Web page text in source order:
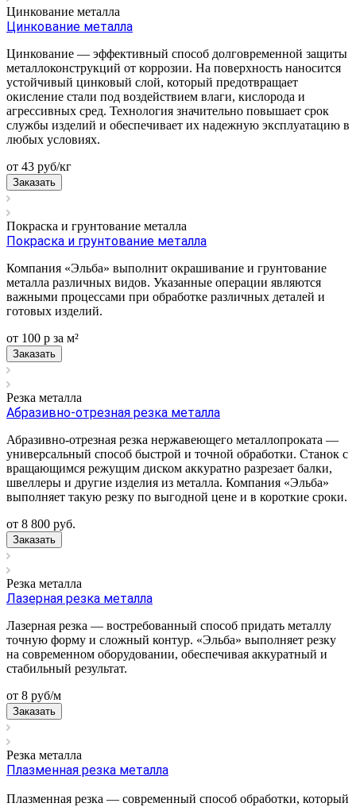
Цинкование металла
Цинкование металла
Цинкование — эффективный способ долговременной защиты
металлоконструкций от коррозии. На поверхность наносится
устойчивый цинковый слой, который предотвращает
окисление стали под воздействием влаги, кислорода и
агрессивных сред. Технология значительно повышает срок
службы изделий и обеспечивает их надежную эксплуатацию в
любых условиях.
от 43 руб/кг
Заказать
Покраска и грунтование металла
Покраска и грунтование металла
Компания «Эльба» выполнит окрашивание и грунтование
металла различных видов. Указанные операции являются
важными процессами при обработке различных деталей и
готовых изделий.
от 100 р за м²
Заказать
Резка металла
Абразивно-отрезная резка металла
Абразивно-отрезная резка нержавеющего металлопроката —
универсальный способ быстрой и точной обработки. Станок с
вращающимся режущим диском аккуратно разрезает балки,
швеллеры и другие изделия из металла. Компания «Эльба»
выполняет такую резку по выгодной цене и в короткие сроки.
от 8 800 руб.
Заказать
Резка металла
Лазерная резка металла
Лазерная резка — востребованный способ придать металлу
точную форму и сложный контур. «Эльба» выполняет резку
на современном оборудовании, обеспечивая аккуратный и
стабильный результат.
от 8 руб/м
Заказать
Резка металла
Плазменная резка металла
Плазменная резка — современный способ обработки, который